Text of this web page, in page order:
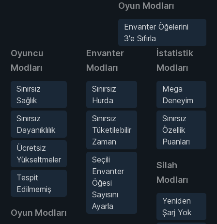
Oyun Modları
Envanter Öğelerini
3'e Sıfırla
Oyuncu
Modları
Sınırsız
Sağlık
Sınırsız
Dayanıklılık
Ücretsiz
Yükseltmeler
Tespit
Edilmemiş
Oyun Modları
Envanter
Modları
Sınırsız
Hurda
Sınırsız
Tüketilebilir
Zaman
Seçili
Envanter
Öğesi
Sayısını
Ayarla
İstatistik
Modları
Mega
Deneyim
Sınırsız
Özellik
Puanları
Silah
Modları
Yeniden
Şarj Yok